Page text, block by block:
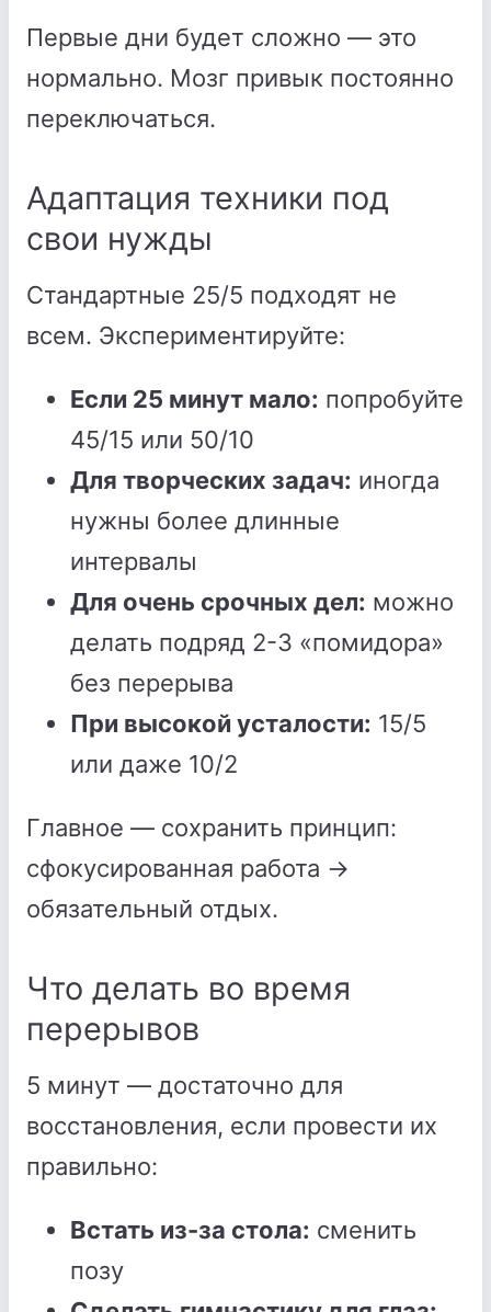
Первые дни будет сложно — это
нормально. Мозг привык постоянно
переключаться.
Адаптация техники под
свои нужды
Стандартные 25/5 подходят не
всем. Экспериментируйте:
Если 25 минут мало: попробуйте
45/15 или 50/10
Для творческих задач: иногда
нужны более длинные
интервалы
Для очень срочных дел: можно
делать подряд 2-3 «помидора»
без перерыва
При высокой усталости: 15/5
или даже 10/2
Главное — сохранить принцип:
сфокусированная работа →
обязательный отдых.
Что делать во время
перерывов
5 минут — достаточно для
восстановления, если провести их
правильно:
Встать из-за стола: сменить
позу